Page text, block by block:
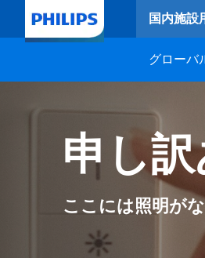
国内施設
グローバ
申し
ここには照明が